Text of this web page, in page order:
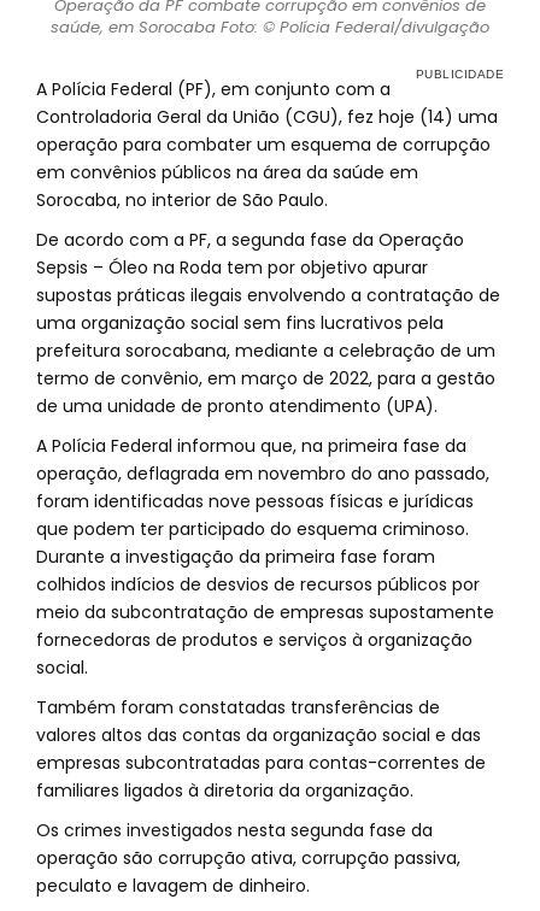
Operação da PF combate corrupção em convênios de
saúde, em Sorocaba Foto: © Polícia Federal/divulgação
A Polícia Federal (PF), em conjunto com a
Controladoria Geral da União (CGU), fez hoje (14) uma
operação para combater um esquema de corrupção
em convênios públicos na área da saúde em
Sorocaba, no interior de São Paulo.
De acordo com a PF, a segunda fase da Operação
Sepsis – Óleo na Roda tem por objetivo apurar
supostas práticas ilegais envolvendo a contratação de
uma organização social sem fins lucrativos pela
prefeitura sorocabana, mediante a celebração de um
termo de convênio, em março de 2022, para a gestão
de uma unidade de pronto atendimento (UPA).
A Polícia Federal informou que, na primeira fase da
operação, deflagrada em novembro do ano passado,
foram identificadas nove pessoas físicas e jurídicas
que podem ter participado do esquema criminoso.
Durante a investigação da primeira fase foram
colhidos indícios de desvios de recursos públicos por
meio da subcontratação de empresas supostamente
fornecedoras de produtos e serviços à organização
social.
Também foram constatadas transferências de
valores altos das contas da organização social e das
empresas subcontratadas para contas-correntes de
familiares ligados à diretoria da organização.
Os crimes investigados nesta segunda fase da
operação são corrupção ativa, corrupção passiva,
peculato e lavagem de dinheiro.